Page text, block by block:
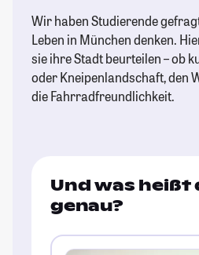
Wir haben Studierende
Leben in München denken.
sie ihre Stadt beurteilen – ob
oder Kneipenlandschaft, den
die Fahrradfreundlichkeit.
Und was heißt
genau?